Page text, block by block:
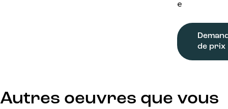
e
de prix
Autres oeuvres que vous